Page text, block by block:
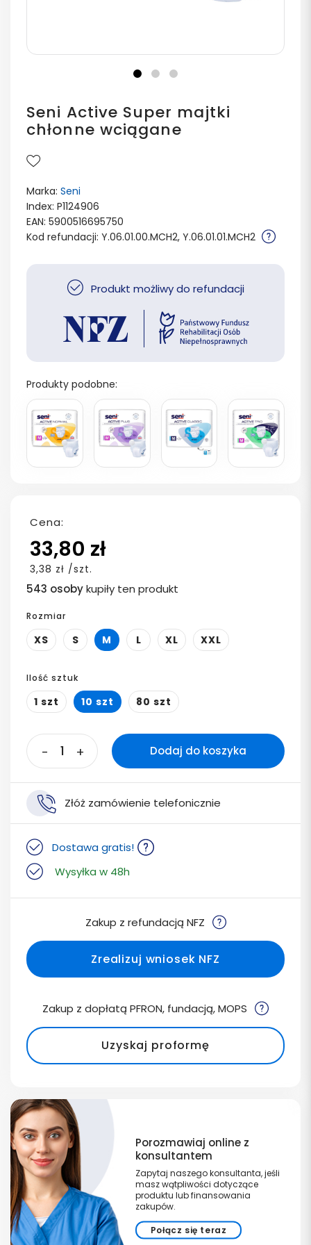
Seni Active Super majtki
chłonne wciągane
Marka: Seni
Index: P1124906
EAN: 5900516695750
Kod refundacji: Y.06.01.00.MCH2, Y.06.01.01.MCH2
Produkt możliwy do refundacji
Produkty podobne:
Cena:
33,80 zł
3,38 zł /szt.
543 osobykupiły ten produkt
Rozmiar
XS S M L XL XXL
Ilość sztuk
1 szt 10 szt 80 szt
- + Dodaj do koszyka
Złóż zamówienie telefonicznie
Dostawa gratis!
Wysyłka w 48h
Zakup z refundacją NFZ
Zrealizuj wniosek NFZ
Zakup z dopłatą PFRON, fundacją, MOPS
Uzyskaj proformę
Porozmawiaj online z
konsultantem
Zapytaj naszego konsultanta, jeśli
masz wątpliwości dotyczące
produktu lub finansowania
zakupów.
Połącz się teraz